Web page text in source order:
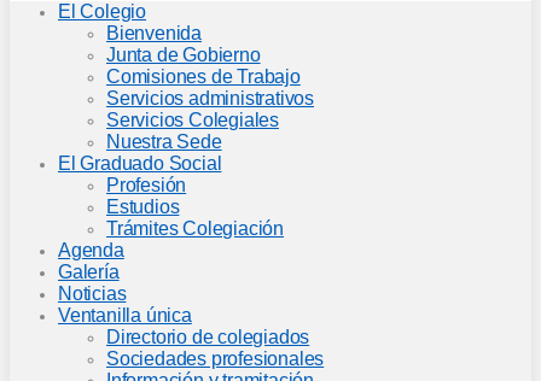
El Colegio
Bienvenida
Junta de Gobierno
Comisiones de Trabajo
Servicios administrativos
Servicios Colegiales
Nuestra Sede
El Graduado Social
Profesión
Estudios
Trámites Colegiación
Agenda
Galería
Noticias
Ventanilla única
Directorio de colegiados
Sociedades profesionales